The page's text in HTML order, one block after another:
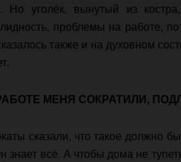
Но уголёк, вынутый из
проблемы на работе,
также и на духовном
МЕНЯ СОКРАТИЛИ,
сказали, что такое должно
знает всё. А чтобы дома не